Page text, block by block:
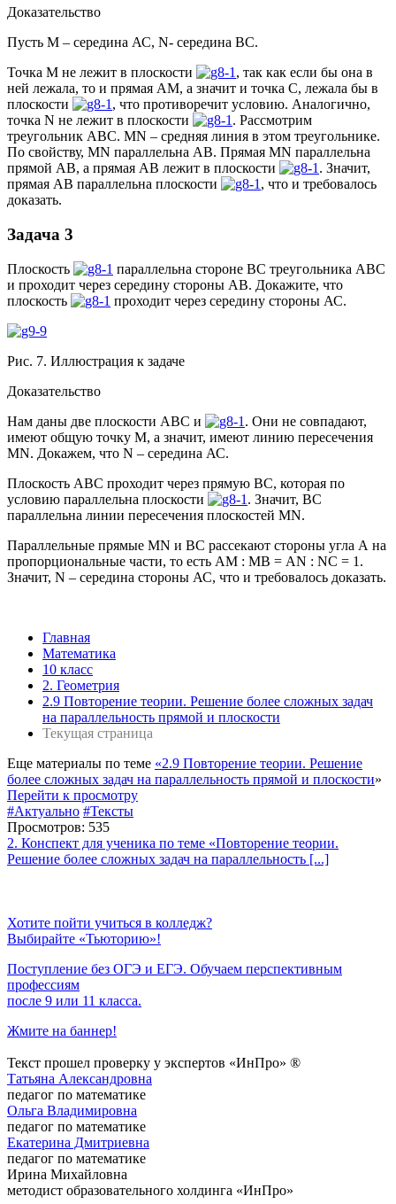
Доказательство
Пусть M – середина АС, N- середина ВС.
Точка М не лежит в плоскости
, так как если бы она в
ней лежала, то и прямая АМ, а значит и точка С, лежала бы в
плоскости
, что противоречит условию. Аналогично,
точка N не лежит в плоскости
. Рассмотрим
треугольник АВС. MN – средняя линия в этом треугольнике.
По свойству, MN параллельна АВ. Прямая MN параллельна
прямой АВ, а прямая АВ лежит в плоскости
. Значит,
прямая АВ параллельна плоскости
, что и требовалось
доказать.
Задача 3
Плоскость
параллельна стороне ВС треугольника АВС
и проходит через середину стороны АВ. Докажите, что
плоскость
проходит через середину стороны АС.
Рис. 7. Иллюстрация к задаче
Доказательство
Нам даны две плоскости АВС и
. Они не совпадают,
имеют общую точку M, а значит, имеют линию пересечения
MN. Докажем, что N – середина АС.
Плоскость АВС проходит через прямую ВС, которая по
условию параллельна плоскости
. Значит, ВС
параллельна линии пересечения плоскостей MN.
Параллельные прямые MN и BС рассекают стороны угла А на
пропорциональные части, то есть АМ : МВ = АN : NС = 1.
Значит, N – середина стороны АС, что и требовалось доказать.
Главная
Математика
10 класс
2. Геометрия
2.9 Повторение теории. Решение более сложных задач
на параллельность прямой и плоскости
Текущая страница
Еще материалы по теме «2.9 Повторение теории. Решение
более сложных задач на параллельность прямой и плоскости»
Перейти к просмотру
#Актуально #Тексты
Просмотров: 535
2. Конспект для ученика по теме «Повторение теории.
Решение более сложных задач на параллельность [...]
Хотите пойти учиться в колледж?
Выбирайте «Тьюторию»!
Поступление без ОГЭ и ЕГЭ. Обучаем перспективным
профессиям
после 9 или 11 класса.
Жмите на баннер!
Текст прошел проверку у экспертов «ИнПро» ®
Татьяна Александровна
педагог по математике
Ольга Владимировна
педагог по математике
Екатерина Дмитриевна
педагог по математике
Ирина Михайловна
методист образовательного холдинга «ИнПро»